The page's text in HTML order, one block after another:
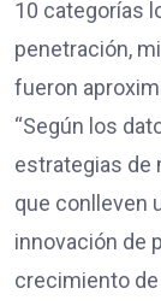
10 categorías
penetración,
fueron
“Según los
estrategias de
que conlleven
innovación de
crecimiento de